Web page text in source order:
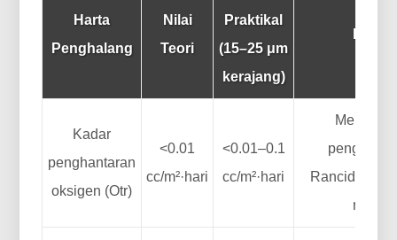
Harta
Penghalang
Nilai
Teori
Praktikal
(15–25 μm
kerajang)
Kadar
penghantaran
oksigen (Otr)
<0.01
cc/m²·hari
<0.01–0.1
cc/m²·hari
Rancidity,
nutrien